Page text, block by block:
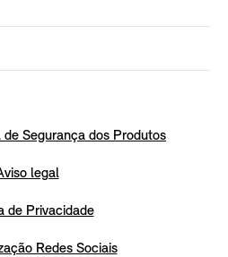
de Segurança dos Produtos
legal
de Privacidade
Redes Sociais